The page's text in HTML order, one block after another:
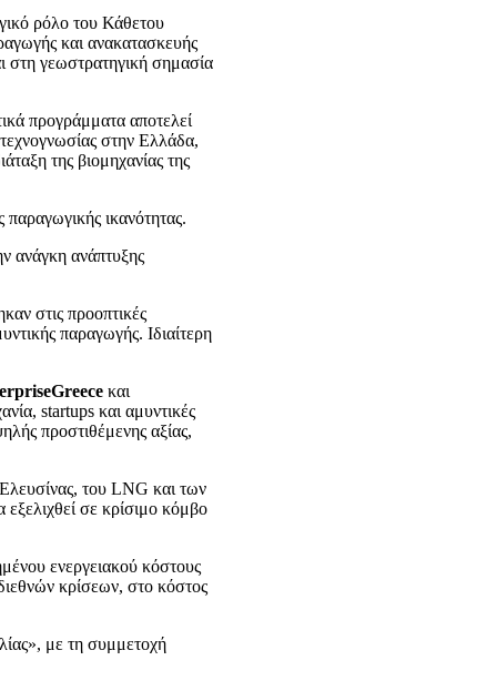
ρόλο του Κάθετου
και ανακατασκευής
στη γεωστρατηγική σημασία
προγράμματα αποτελεί
τεχνογνωσίας στην Ελλάδα,
της βιομηχανίας της
ικανότητας.
ανάγκη ανάπτυξης
στις προοπτικές
παραγωγής. Ιδιαίτερη
και
startups και αμυντικές
προστιθέμενης αξίας,
Ελευσίνας, του LNG και των
σε κρίσιμο κόμβο
ενεργειακού κόστους
κρίσεων, στο κόστος
με τη συμμετοχή